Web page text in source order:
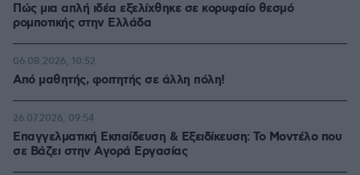
Πώς μια απλή ιδέα εξελίχθηκε σε κορυφαίο θεσμό
ρομποτικής στην Ελλάδα
Από μαθητής, φοιτητής σε άλλη πόλη!
06.08.2026, 10:52
Επαγγελματική Εκπαίδευση & Εξειδίκευση: Το Mοντέλο που
σε Bάζει στην Aγορά Eργασίας
26.07.2026, 09:54